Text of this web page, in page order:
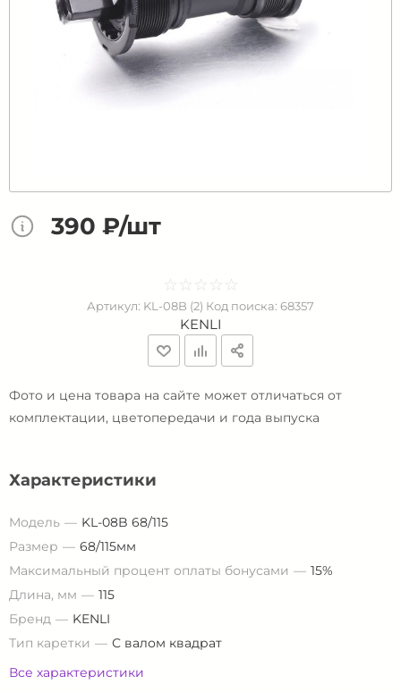
390 ₽/шт
☆ ☆ ☆ ☆ ☆
★ ★ ★ ★ ★
Артикул: KL-08B (2) Код поиска: 68357
KENLI
Фото и цена товара на сайте может отличаться от
комплектации, цветопередачи и года выпуска
Характеристики
Модель
KL-08B 68/115
Размер
68/115мм
Максимальный процент оплаты бонусами
15%
Длина, мм
115
Бренд
KENLI
Тип каретки
С валом квадрат
Все характеристики